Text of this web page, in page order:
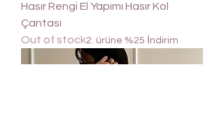
Hasır Rengi El Yapımı Hasır Kol
Çantası
Out of stock2. ürüne %25 İndirim